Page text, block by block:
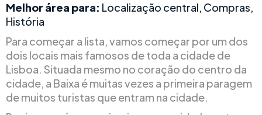
Melhor área para: Localização central, Compras,
História
Para começar a lista, vamos começar por um dos
dois locais mais famosos de toda a cidade de
Lisboa. Situada mesmo no coração do centro da
cidade, a Baixa é muitas vezes a primeira paragem
de muitos turistas que entram na cidade.